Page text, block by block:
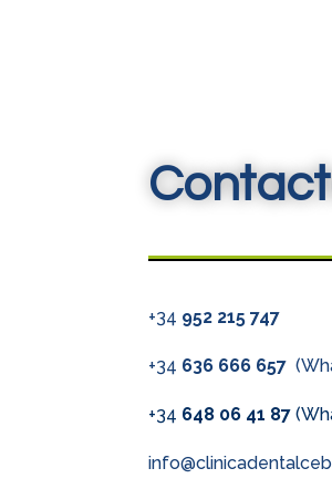
+34 952 215 747
+34 636 666 657
+34 648 06 41 87